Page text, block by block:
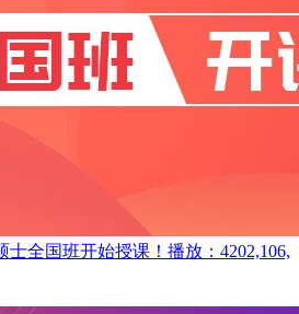
全国班开始授课！ 播放：4202,106,